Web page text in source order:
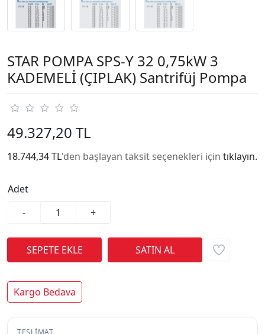
STAR POMPA SPS-Y 32 0,75kW 3
KADEMELİ (ÇIPLAK) Santrifüj Pompa
49.327,20 TL
18.744,34 TL'den başlayan taksit seçenekleri için tıklayın.
Adet
-
+
Kargo Bedava
TESLIMAT